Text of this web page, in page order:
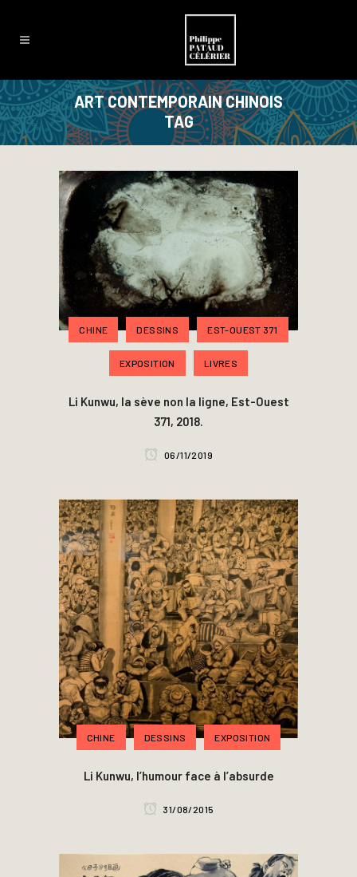
ART CONTEMPORAIN CHINOIS
TAG
CHINE DESSINS EST-OUEST 371
EXPOSITION LIVRES
Li Kunwu, la sève non la ligne, Est-Ouest
371, 2018.
06/11/2019
CHINE DESSINS EXPOSITION
Li Kunwu, l’humour face à l’absurde
31/08/2015